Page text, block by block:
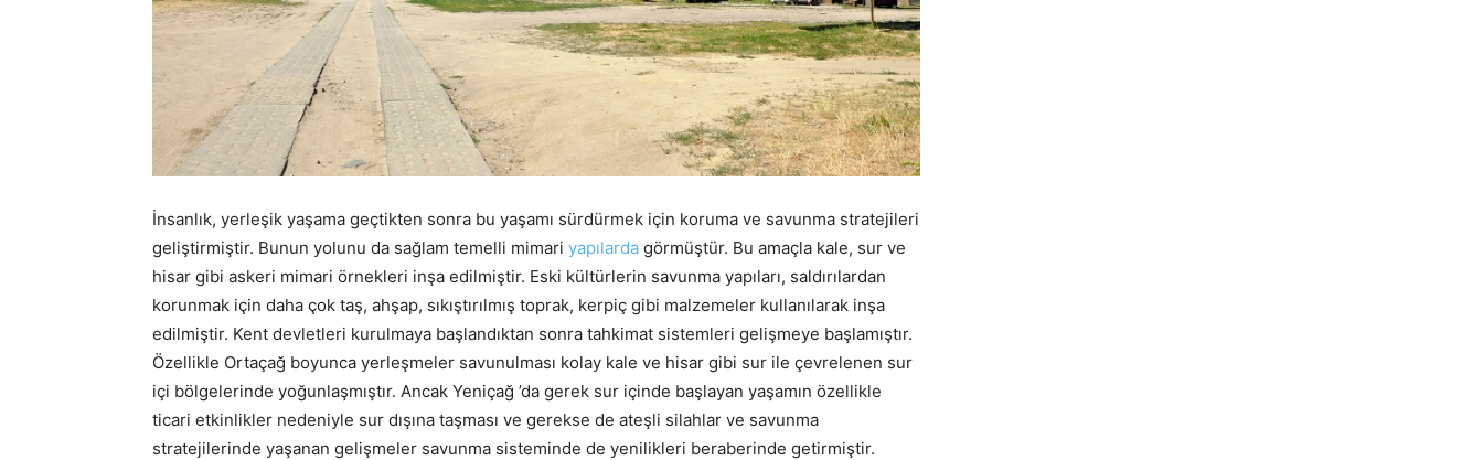
İnsanlık, yerleşik yaşama geçtikten sonra bu yaşamı sürdürmek için koruma ve savunma stratejileri
geliştirmiştir. Bunun yolunu da sağlam temelli mimari yapılarda görmüştür. Bu amaçla kale, sur ve
hisar gibi askeri mimari örnekleri inşa edilmiştir. Eski kültürlerin savunma yapıları, saldırılardan
korunmak için daha çok taş, ahşap, sıkıştırılmış toprak, kerpiç gibi malzemeler kullanılarak inşa
edilmiştir. Kent devletleri kurulmaya başlandıktan sonra tahkimat sistemleri gelişmeye başlamıştır.
Özellikle Ortaçağ boyunca yerleşmeler savunulması kolay kale ve hisar gibi sur ile çevrelenen sur
içi bölgelerinde yoğunlaşmıştır. Ancak Yeniçağ ’da gerek sur içinde başlayan yaşamın özellikle
ticari etkinlikler nedeniyle sur dışına taşması ve gerekse de ateşli silahlar ve savunma
stratejilerinde yaşanan gelişmeler savunma sisteminde de yenilikleri beraberinde getirmiştir.